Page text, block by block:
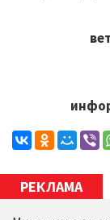
РЕКЛАМА